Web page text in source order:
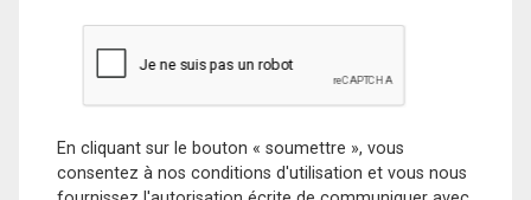
En cliquant sur le bouton « soumettre », vous
consentez à nos conditions d'utilisation et vous nous